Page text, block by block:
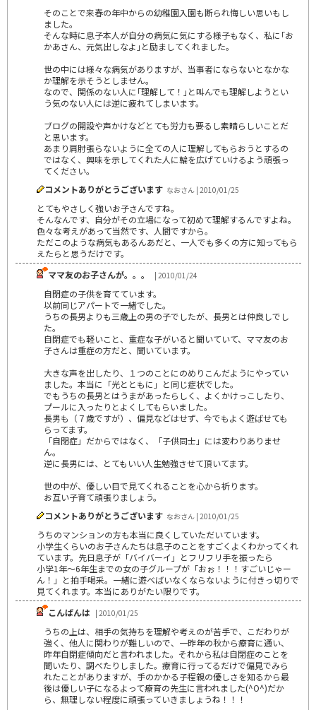
そのことで来春の年中からの幼稚園入園も断られ悔しい思いもし
ました。
そんな時に息子本人が自分の病気に気にする様子もなく、私に｢お
かあさん、元気出しなよ｣と励ましてくれました。
世の中には様々な病気がありますが、当事者にならないとなかな
か理解を示そうとしません。
なので、関係のない人に｢理解して！｣と叫んでも理解しようとい
う気のない人には逆に疲れてしまいます。
ブログの開設や声かけなどとても労力も要るし素晴らしいことだ
と思います。
あまり肩肘張らないように全ての人に理解してもらおうとするの
ではなく、興味を示してくれた人に輪を広げていけるよう頑張っ
てください。
コメントありがとうございます なおさん | 2010/01/25
とてもやさしく強いお子さんですね。
そんなんです、自分がその立場になって初めて理解するんですよね。
色々な考えがあって当然です、人間ですから。
ただこのような病気もあるんあだと、一人でも多くの方に知ってもら
えたらと思うだけです。
ママ友のお子さんが。。。
| 2010/01/24
自閉症の子供を育てています。
以前同じアパートで一緒でした。
うちの長男よりも三歳上の男の子でしたが、長男とは仲良しでし
た。
自閉症でも軽いこと、重症な子がいると聞いていて、ママ友のお
子さんは重症の方だと、聞いています。
大きな声を出したり、１つのことにのめりこんだようにやってい
ました。本当に「光とともに」と同じ症状でした。
でもうちの長男とはうまがあったらしく、よくかけっこしたり、
プールに入ったりとよくしてもらいました。
長男も（７歳ですが）、偏見などはせず、今でもよく遊ばせても
らってます。
「自閉症」だからではなく、「子供同士」には変わりありませ
ん。
逆に長男には、とてもいい人生勉強させて頂いてます。
世の中が、優しい目で見てくれることを心から祈ります。
お互い子育て頑張りましょう。
コメントありがとうございます なおさん | 2010/01/25
うちのマンションの方も本当に良くしていただいています。
小学生くらいのお子さんたちは息子のことをすごくよくわかってくれ
ています。先日息子が「バイバーイ」とフリフリ手を振ったら
小学1年～6年生までの女の子グループが「おぉ！！！すごいじゃー
ん！」と拍手喝采。一緒に遊べばいなくならないように付きっ切りで
見てくれます。本当にありがたい限りです。
こんばんは | 2010/01/25
うちの上は、相手の気持ちを理解や考えのが苦手で、こだわりが
強く、他人に関わりが難しいので、一昨年の秋から療育に通い、
昨年自閉症傾向だと言われました。それから私は自閉症のことを
聞いたり、調べたりしました。療育に行ってるだけで偏見でみら
れたことがありますが、手のかかる子程親の優しさを知るから最
後は優しい子になるよって療育の先生に言われました(^O^)だか
ら、無理しない程度に頑張っていきましょうね！！！